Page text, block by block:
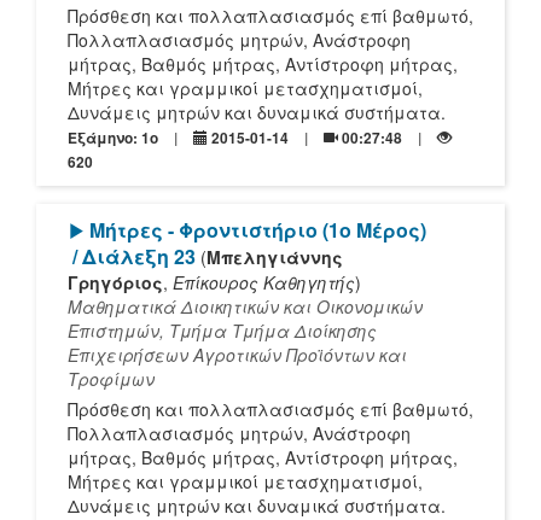
Πρόσθεση και πολλαπλασιασμός επί βαθμωτό,
Πολλαπλασιασμός μητρών, Ανάστροφη
μήτρας, Βαθμός μήτρας, Αντίστροφη μήτρας,
Μήτρες και γραμμικοί μετασχηματισμοί,
Δυνάμεις μητρών και δυναμικά συστήματα.
Εξάμηνο: 1o 2015-01-14
00:27:48
620
[Play]
Μήτρες - Φροντιστήριο (1ο Μέρος)
/ Διάλεξη 23 (Μπεληγιάννης
Γρηγόριος, Επίκουρος Καθηγητής)
Μαθηματικά Διοικητικών και Οικονομικών
Επιστημών, Τμήμα Τμήμα Διοίκησης
Επιχειρήσεων Αγροτικών Προϊόντων και
Τροφίμων
Πρόσθεση και πολλαπλασιασμός επί βαθμωτό,
Πολλαπλασιασμός μητρών, Ανάστροφη
μήτρας, Βαθμός μήτρας, Αντίστροφη μήτρας,
Μήτρες και γραμμικοί μετασχηματισμοί,
Δυνάμεις μητρών και δυναμικά συστήματα.